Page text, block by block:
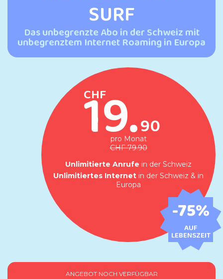
SURF
Das unbegrenzte Abo in der Schweiz mit
unbegrenztem Internet Roaming in Europa
CHF
19.90
pro Monat
CHF 79.90
Unlimitierte Anrufe in der Schweiz
Unlimitiertes Internet in der Schweiz & in
Europa
-75%
AUF
LEBENSZEIT
ANGEBOT NOCH VERFÜGBAR